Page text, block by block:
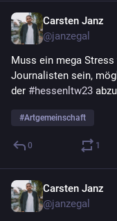
Carsten Janz
@janzegal
Muss ein mega Stress
Journalisten sein,
der #hessenltw23
#Artgemeinschaft
0 1
Carsten Janz
@janzegal